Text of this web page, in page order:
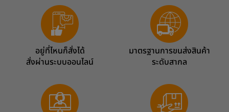
อยู่ที่ไหนก็สั่งได้
สั่งผ่านระบบออนไลน์
มาตรฐานการขนส่งสินค้า
ระดับสากล